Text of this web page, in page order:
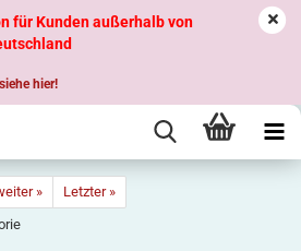
für Kunden außerhalb von
siehe hier!
»
Letzter »